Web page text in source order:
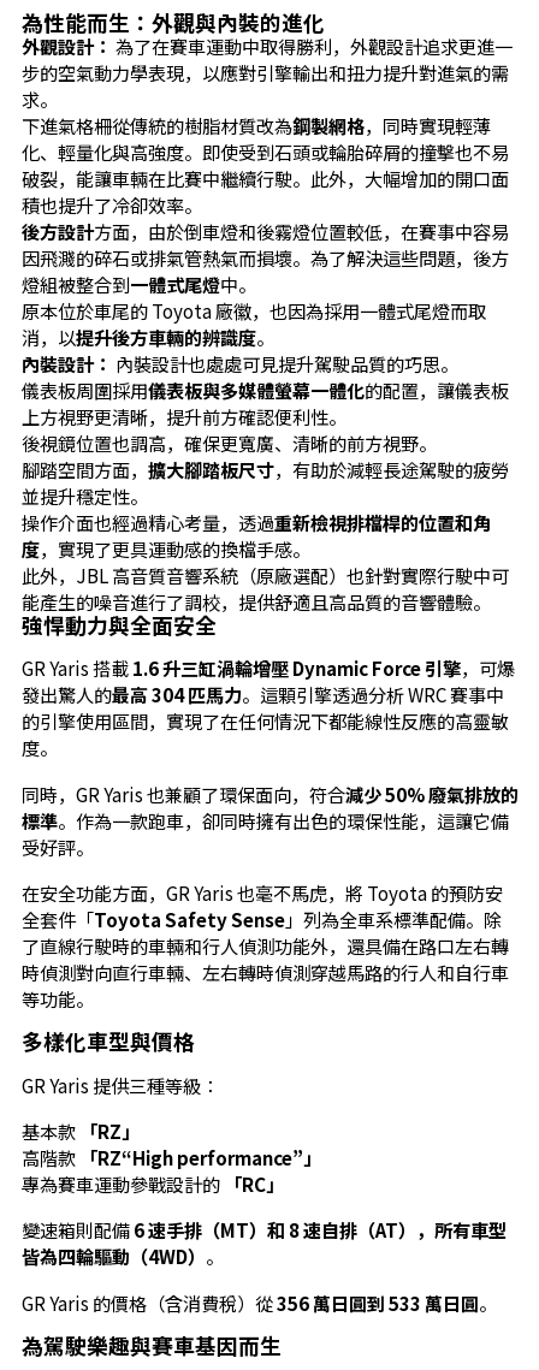
為性能而生：外觀與內裝的進化
外觀設計： 為了在賽車運動中取得勝利，外觀設計追求更進一
步的空氣動力學表現，以應對引擎輸出和扭力提升對進氣的需
求。
下進氣格柵從傳統的樹脂材質改為鋼製網格，同時實現輕薄
化、輕量化與高強度。即使受到石頭或輪胎碎屑的撞擊也不易
破裂，能讓車輛在比賽中繼續行駛。此外，大幅增加的開口面
積也提升了冷卻效率。
後方設計方面，由於倒車燈和後霧燈位置較低，在賽事中容易
因飛濺的碎石或排氣管熱氣而損壞。為了解決這些問題，後方
燈組被整合到一體式尾燈中。
原本位於車尾的 Toyota 廠徽，也因為採用一體式尾燈而取
消，以提升後方車輛的辨識度。
內裝設計： 內裝設計也處處可見提升駕駛品質的巧思。
儀表板周圍採用儀表板與多媒體螢幕一體化的配置，讓儀表板
上方視野更清晰，提升前方確認便利性。
後視鏡位置也調高，確保更寬廣、清晰的前方視野。
腳踏空間方面， 擴大腳踏板尺寸，有助於減輕長途駕駛的疲勞
並提升穩定性。
操作介面也經過精心考量，透過重新檢視排檔桿的位置和角
度，實現了更具運動感的換檔手感。
此外，JBL 高音質音響系統（原廠選配）也針對實際行駛中可
能產生的噪音進行了調校，提供舒適且高品質的音響體驗。
強悍動力與全面安全
GR Yaris 搭載1.6 升三缸渦輪增壓 Dynamic Force 引擎，可爆
發出驚人的最高 304 匹馬力。這顆引擎透過分析 WRC 賽事中
的引擎使用區間，實現了在任何情況下都能線性反應的高靈敏
度。
同時，GR Yaris 也兼顧了環保面向，符合減少 50% 廢氣排放的
標準。作為一款跑車，卻同時擁有出色的環保性能，這讓它備
受好評。
在安全功能方面，GR Yaris 也毫不馬虎，將 Toyota 的預防安
全套件「Toyota Safety Sense」列為全車系標準配備。除
了直線行駛時的車輛和行人偵測功能外，還具備在路口左右轉
時偵測對向直行車輛、左右轉時偵測穿越馬路的行人和自行車
等功能。
多樣化車型與價格
GR Yaris 提供三種等級：
基本款 「RZ」
高階款 「RZ“High performance”」
專為賽車運動參戰設計的 「RC」
變速箱則配備6 速手排（MT）和 8 速自排（AT），所有車型
皆為四輪驅動（4WD） 。
GR Yaris 的價格（含消費稅）從356 萬日圓到 533 萬日圓。
為駕駛樂趣與賽車基因而生